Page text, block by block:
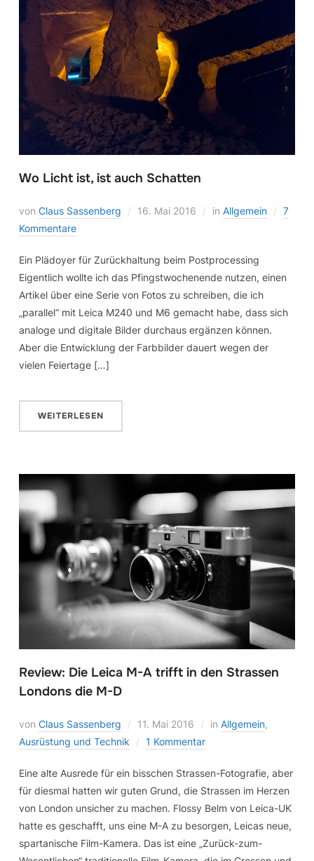
Wo Licht ist, ist auch Schatten
von Claus Sassenberg 16. Mai 2016 in Allgemein
7
Kommentare
Ein Plädoyer für Zurückhaltung beim Postprocessing
Eigentlich wollte ich das Pfingstwochenende nutzen, einen
Artikel über eine Serie von Fotos zu schreiben, die ich
„parallel“ mit Leica M240 und M6 gemacht habe, dass sich
analoge und digitale Bilder durchaus ergänzen können.
Aber die Entwicklung der Farbbilder dauert wegen der
vielen Feiertage […]
WEITERLESEN
Review: Die Leica M-A trifft in den Strassen
Londons die M-D
von Claus Sassenberg 11. Mai 2016 in Allgemein,
Ausrüstung und Technik
1 Kommentar
Eine alte Ausrede für ein bisschen Strassen-Fotografie, aber
für diesmal hatten wir guten Grund, die Strassen im Herzen
von London unsicher zu machen. Flossy Belm von Leica-UK
hatte es geschafft, uns eine M-A zu besorgen, Leicas neue,
spartanische Film-Kamera. Das ist eine „Zurück-zum-